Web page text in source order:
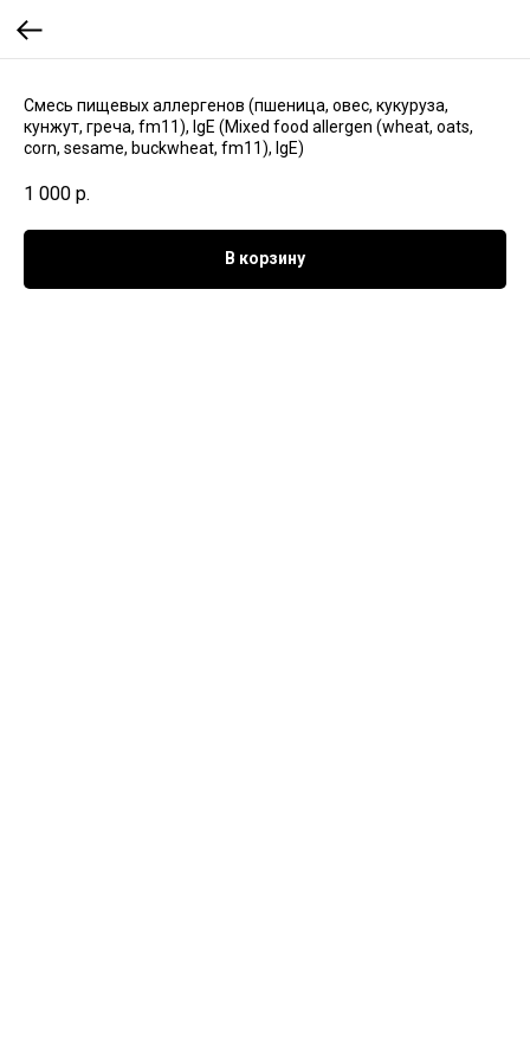
Смесь пищевых аллергенов (пшеница, овес, кукуруза,
кунжут, греча, fm11), IgE (Mixed food allergen (wheat, oats,
corn, sesame, buckwheat, fm11), IgE)
1 000 р.
В корзину